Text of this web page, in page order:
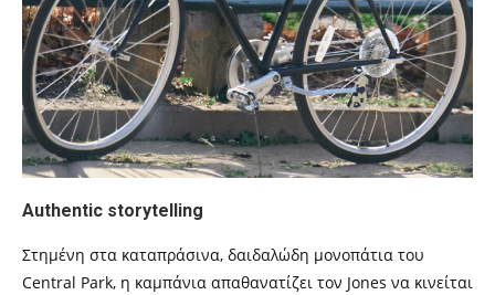
Authentic storytelling
Στημένη στα καταπράσινα, δαιδαλώδη μονοπάτια του
Central Park, η καμπάνια απαθανατίζει τον Jones να κινείται